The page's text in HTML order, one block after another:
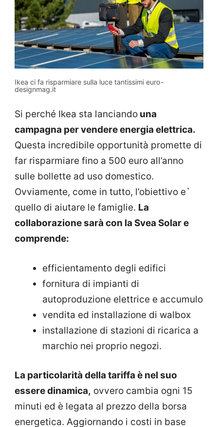
Ikea ci fa risparmiare sulla luce tantissimi euro-
designmag.it
Si perché Ikea sta lanciando una
campagna per vendere energia elettrica.
Questa incredibile opportunità promette di
far risparmiare fino a 500 euro all’anno
sulle bollette ad uso domestico.
Ovviamente, come in tutto, l’obiettivo e`
quello di aiutare le famiglie. La
collaborazione sarà con la Svea Solar e
comprende:
efficientamento degli edifici
fornitura di impianti di
autoproduzione elettrice e accumulo
vendita ed installazione di walbox
installazione di stazioni di ricarica a
marchio nei proprio negozi.
La particolarità della tariffa è nel suo
essere dinamica, ovvero cambia ogni 15
minuti ed è legata al prezzo della borsa
energetica. Aggiornando i costi in base